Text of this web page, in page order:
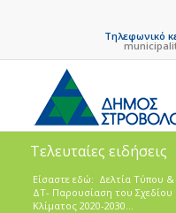
Τηλεφωνικό
Τελευταίες ειδήσεις
Είσαστε εδώ: Δελτία Τύπου
ΔΤ- Παρουσίαση του Σχεδίου
Κλίματος 2020-2030...